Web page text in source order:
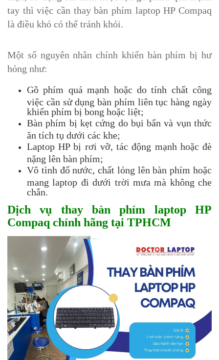
tay thì việc cần thay bàn phím laptop HP Compaq
là điều khó có thể tránh khỏi.
Một số nguyên nhân chính khiến bàn phím bị hư
hỏng như:
Gõ phím quá mạnh hoặc do tính chất công
việc cần sử dụng bàn phím liên tục hàng ngày
khiến phím bị bong hoặc liệt;
Bàn phím bị kẹt cứng do bụi bẩn và vụn thức
ăn tích tụ dưới các khe;
Laptop HP bị rơi vỡ, tác động mạnh hoặc đè
nặng lên bàn phím;
Vô tình đổ nước, chất lỏng lên bàn phím hoặc
mang laptop đi dưới trời mưa mà không che
chắn.
Dịch vụ thay bàn phím laptop HP
Compaq chính hãng tại TPHCM